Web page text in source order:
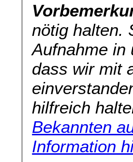
nötig halten.
Aufnahme in
dass wir mit
hilfreich
Bekannten
Information